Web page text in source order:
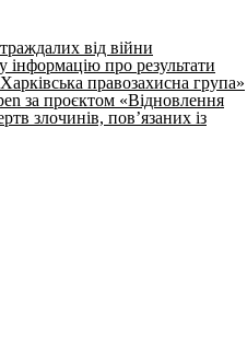
від війни
інформацію про результати
правозахисна група»
за проєктом «Відновлення
злочинів, пов’язаних із